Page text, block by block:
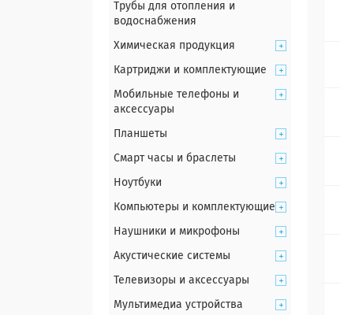
Трубы для отопления и
водоснабжения
Химическая продукция
Картриджи и комплектующие
Мобильные телефоны и
аксессуары
Планшеты
Смарт часы и браслеты
Ноутбуки
Компьютеры и комплектующие
Наушники и микрофоны
Акустические системы
Телевизоры и аксессуары
Мультимедиа устройства